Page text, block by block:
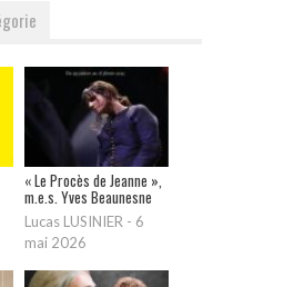
« Le Procès de Jeanne »,
m.e.s. Yves Beaunesne
Lucas LUSINIER - 6
mai 2026